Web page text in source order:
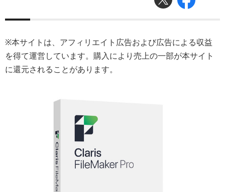
※本サイトは、アフィリエイト広告および広告による収益
を得て運営しています。購入により売上の一部が本サイト
に還元されることがあります。